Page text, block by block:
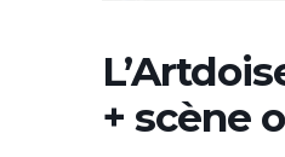
+ scène